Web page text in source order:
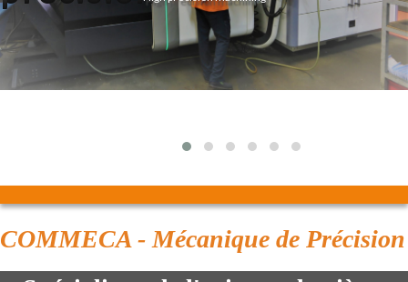
COMMECA - Mécanique de Précision